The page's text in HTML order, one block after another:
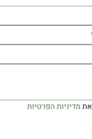
מדיניות הפרטיות